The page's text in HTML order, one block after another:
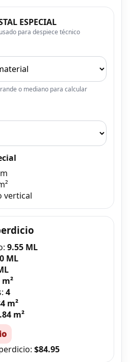
ESPECIAL
para despiece técnico
o mediano para calcular
vertical
9.55 ML
ML
4
m²
m²
$84.95